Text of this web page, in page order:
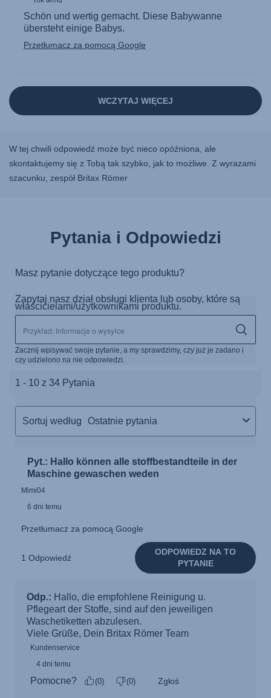
W tej chwili odpowiedź może być nieco opóźniona, ale
skontaktujemy się z Tobą tak szybko, jak to możliwe. Z wyrazami
szacunku, zespół Britax Römer
Pytania i Odpowiedzi